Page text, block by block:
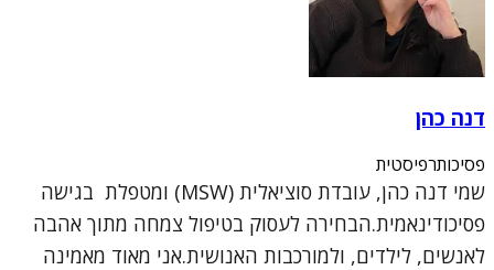
דנה כהן
פסיכותרפיסטית
שמי דנה כהן, עובדת סוציאלית (MSW) ומטפלת בגישה
פסיכודינאמית.הבחירה לעסוק בטיפול צמחה מתוך אהבה
לאנשים, לילדים, ולמורכבות האנושית.אני מאוד מאמינה